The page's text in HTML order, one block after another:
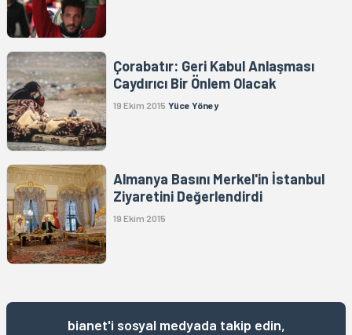
Çorabatır: Geri Kabul Anlaşması
Caydırıcı Bir Önlem Olacak
19 Ekim 2015 Yüce Yöney
Almanya Basını Merkel'in İstanbul
Ziyaretini Değerlendirdi
19 Ekim 2015
bianet'i sosyal medyada takip edin,